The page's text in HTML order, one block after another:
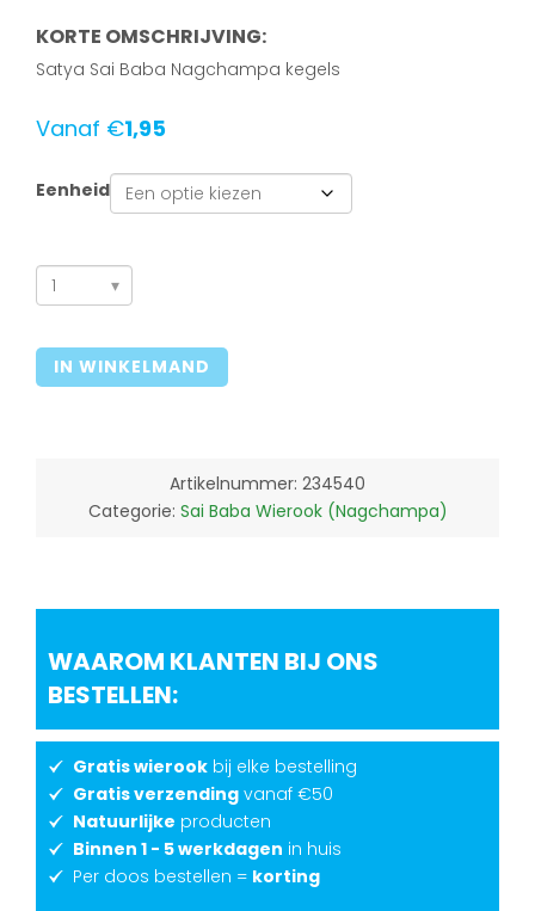
KORTE OMSCHRIJVING:
Satya Sai Baba Nagchampa kegels
Vanaf €1,95
Eenheid
Sai
Nagchampa
kegels/cones
IN WINKELMAND
Artikelnummer: 234540
Categorie: Sai Baba Wierook (Nagchampa)
WAAROM KLANTEN BIJ ONS
BESTELLEN:
Gratis wierook bij elke bestelling
Gratis verzending vanaf €50
Natuurlijke producten
Binnen 1 - 5 werkdagen in huis
Per doos bestellen = korting